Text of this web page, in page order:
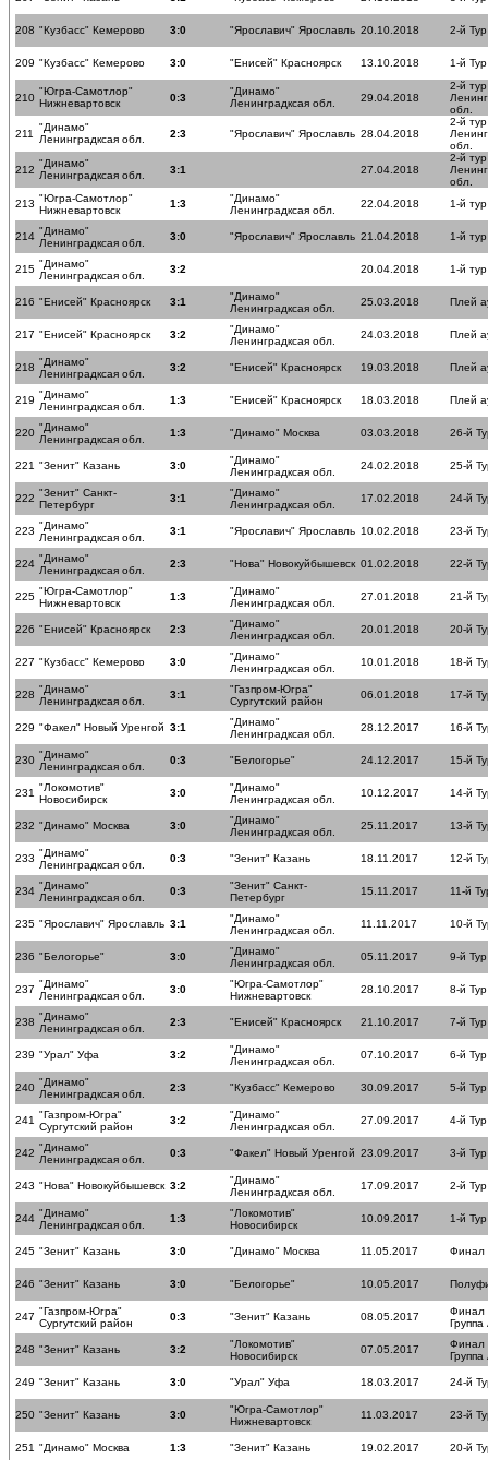
208 "Кузбасс" Кемерово 3:0 "Ярославич" Ярославль 20.10.2018 2-й Тур
209 "Кузбасс" Кемерово 3:0 "Енисей" Красноярск 13.10.2018 1-й Тур
210
"Югра-Самотлор"
Нижневартовск
0:3
"Динамо"
Ленинградксая обл.
29.04.2018
2-й тур
обл.
211
"Динамо"
Ленинградксая обл.
2:3 "Ярославич" Ярославль 28.04.2018
2-й тур
обл.
212
"Динамо"
Ленинградксая обл.
3:1 27.04.2018
2-й тур
обл.
213 "Югра-Самотлор"
Нижневартовск
1:3
"Динамо"
Ленинградксая обл.
22.04.2018 1-й
214 "Динамо"
Ленинградксая обл.
3:0 "Ярославич" Ярославль 21.04.2018 1-й
215 "Динамо"
Ленинградксая обл.
3:2 20.04.2018 1-й
216 "Енисей" Красноярск 3:1
"Динамо"
Ленинградксая обл.
25.03.2018 Плей
217 "Енисей" Красноярск 3:2
"Динамо"
Ленинградксая обл.
24.03.2018 Плей
218 "Динамо"
Ленинградксая обл.
3:2 "Енисей" Красноярск 19.03.2018 Плей
219 "Динамо"
Ленинградксая обл.
1:3 "Енисей" Красноярск 18.03.2018 Плей
220 "Динамо"
Ленинградксая обл.
1:3 "Динамо" Москва 03.03.2018 26-й
221 "Зенит" Казань 3:0
"Динамо"
Ленинградксая обл.
24.02.2018 25-й
222 "Зенит" Санкт-
Петербург
3:1
"Динамо"
Ленинградксая обл.
17.02.2018 24-й
223 "Динамо"
Ленинградксая обл.
3:1 "Ярославич" Ярославль 10.02.2018 23-й
224 "Динамо"
Ленинградксая обл.
2:3 "Нова" Новокуйбышевск 01.02.2018 22-й
225 "Югра-Самотлор"
Нижневартовск
1:3
"Динамо"
Ленинградксая обл.
27.01.2018 21-й
226 "Енисей" Красноярск 2:3
"Динамо"
Ленинградксая обл.
20.01.2018 20-й
227 "Кузбасс" Кемерово 3:0
"Динамо"
Ленинградксая обл.
10.01.2018 18-й
228 "Динамо"
Ленинградксая обл.
3:1
"Газпром-Югра"
Сургутский район
06.01.2018 17-й
229 "Факел" Новый Уренгой 3:1
"Динамо"
Ленинградксая обл.
28.12.2017 16-й
230 "Динамо"
Ленинградксая обл.
0:3 "Белогорье" 24.12.2017 15-й
231 "Локомотив"
Новосибирск
3:0
"Динамо"
Ленинградксая обл.
10.12.2017 14-й
232 "Динамо" Москва 3:0
"Динамо"
Ленинградксая обл.
25.11.2017 13-й
233 "Динамо"
Ленинградксая обл.
0:3 "Зенит" Казань 18.11.2017 12-й
234 "Динамо"
Ленинградксая обл.
0:3
"Зенит" Санкт-
Петербург
15.11.2017 11-й
235 "Ярославич" Ярославль 3:1
"Динамо"
Ленинградксая обл.
11.11.2017 10-й
236 "Белогорье" 3:0
"Динамо"
Ленинградксая обл.
05.11.2017 9-й Тур
237 "Динамо"
Ленинградксая обл.
3:0
"Югра-Самотлор"
Нижневартовск
28.10.2017 8-й Тур
238 "Динамо"
Ленинградксая обл.
2:3 "Енисей" Красноярск 21.10.2017 7-й Тур
239 "Урал" Уфа 3:2
"Динамо"
Ленинградксая обл.
07.10.2017 6-й Тур
240 "Динамо"
Ленинградксая обл.
2:3 "Кузбасс" Кемерово 30.09.2017 5-й Тур
241 "Газпром-Югра"
Сургутский район
3:2
"Динамо"
Ленинградксая обл.
27.09.2017 4-й Тур
242 "Динамо"
Ленинградксая обл.
0:3 "Факел" Новый Уренгой 23.09.2017 3-й Тур
243 "Нова" Новокуйбышевск 3:2
"Динамо"
Ленинградксая обл.
17.09.2017 2-й Тур
244 "Динамо"
Ленинградксая обл.
1:3
"Локомотив"
Новосибирск
10.09.2017 1-й Тур
245 "Зенит" Казань 3:0 "Динамо" Москва 11.05.2017 Финал
246 "Зенит" Казань 3:0 "Белогорье" 10.05.2017
247 "Газпром-Югра"
Сургутский район
0:3 "Зенит" Казань 08.05.2017
Финал
Группа
248 "Зенит" Казань 3:2
"Локомотив"
Новосибирск
07.05.2017
Финал
Группа
249 "Зенит" Казань 3:0 "Урал" Уфа 18.03.2017 24-й
250 "Зенит" Казань 3:0
"Югра-Самотлор"
Нижневартовск
11.03.2017 23-й
251 "Динамо" Москва 1:3 "Зенит" Казань 19.02.2017 20-й